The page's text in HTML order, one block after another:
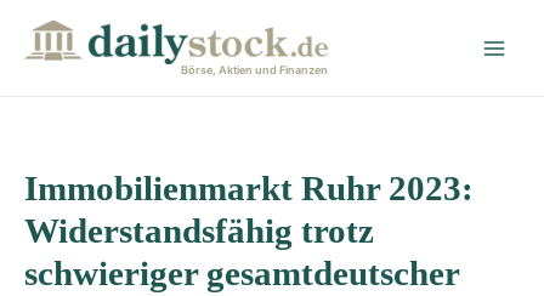
Börse, Aktien und Finanzen
Immobilienmarkt Ruhr 2023:
Widerstandsfähig trotz
schwieriger gesamtdeutscher